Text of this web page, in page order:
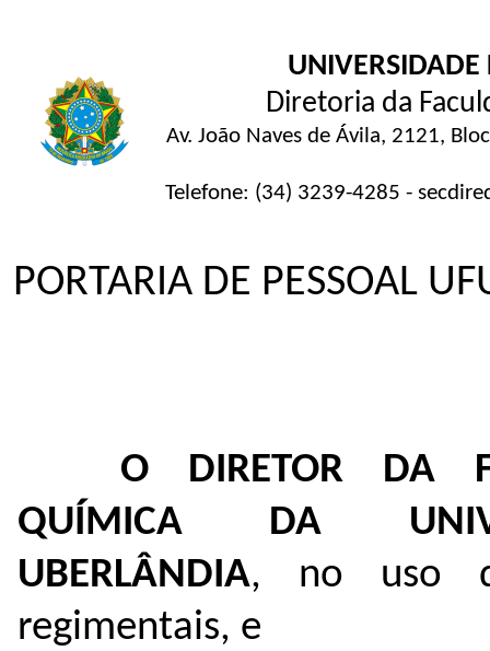
UNIVERSIDADE
Diretoria da
Av. João Naves de Ávila, 2121,
Telefone: (34) 3239-4285 -
PORTARIA DE PESSOAL
O DIRETOR DA
QUÍMICA DA
UBERLÂNDIA, no uso
regimentais, e